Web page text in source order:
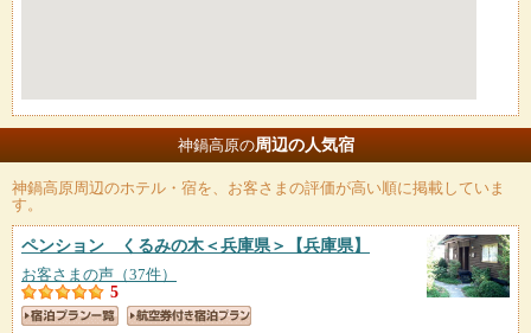
神鍋高原の周辺の人気宿
神鍋高原周辺のホテル・宿を、お客さまの評価が高い順に掲載していま
す。
ペンション くるみの木＜兵庫県＞ 【兵庫県】
お客さまの声（37件）
5